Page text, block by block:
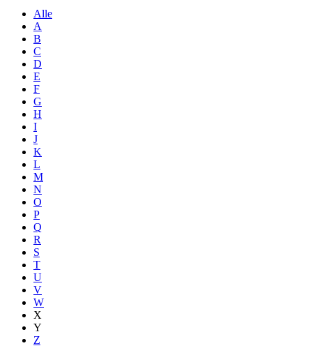
Alle
A
B
C
D
E
F
G
H
I
J
K
L
M
N
O
P
Q
R
S
T
U
V
W
X
Y
Z